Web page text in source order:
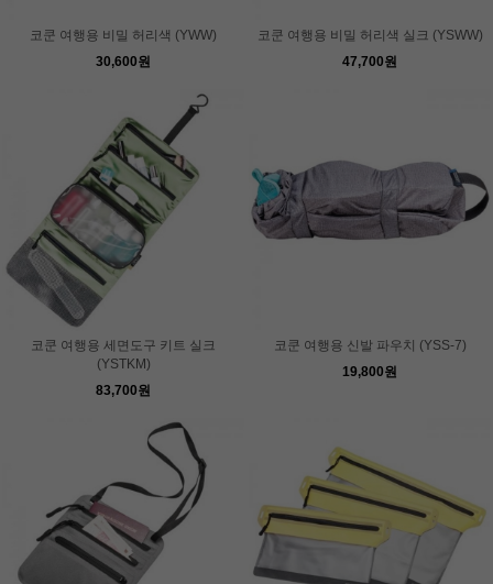
코쿤 여행용 비밀 허리색 (YWW)
30,600원
코쿤 여행용 비밀 허리색 실크 (YSWW)
47,700원
코쿤 여행용 세면도구 키트 실크
(YSTKM)
83,700원
코쿤 여행용 신발 파우치 (YSS-7)
19,800원